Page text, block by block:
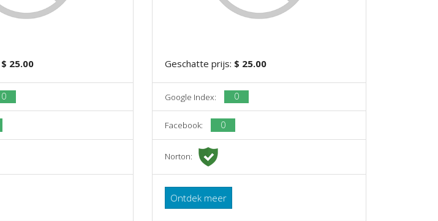
$ 25.00
0
Geschatte prijs: $ 25.00
Google Index: 0
Facebook: 0
Norton:
Ontdek meer